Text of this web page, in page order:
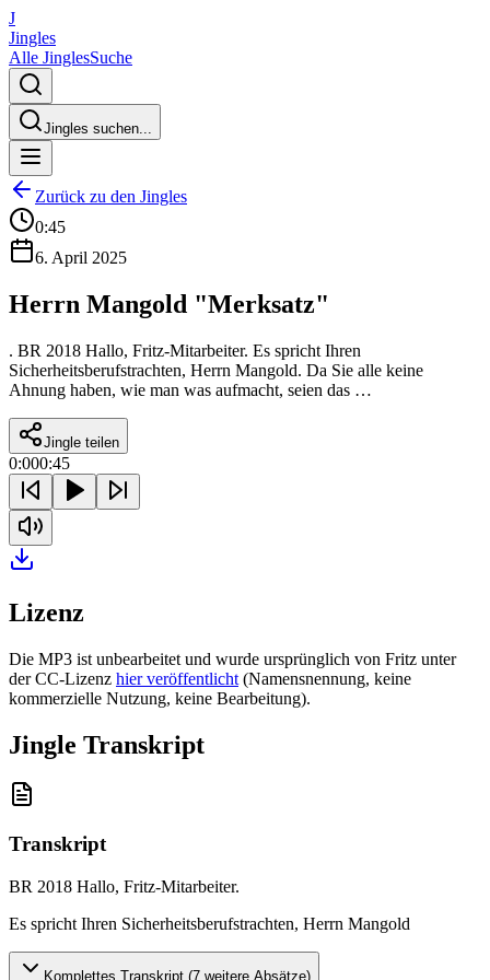
J
Jingles
Alle JinglesSuche
Jingles suchen...
Zurück zu den Jingles
0:45
6. April 2025
Herrn Mangold "Merksatz"
. BR 2018 Hallo, Fritz-Mitarbeiter. Es spricht Ihren
Sicherheitsberufstrachten, Herrn Mangold. Da Sie alle keine
Ahnung haben, wie man was aufmacht, seien das …
Jingle teilen
0:000:45
Lizenz
Die MP3 ist unbearbeitet und wurde ursprünglich von Fritz unter
der CC-Lizenz hier veröffentlicht (Namensnennung, keine
kommerzielle Nutzung, keine Bearbeitung).
Jingle Transkript
Transkript
BR 2018 Hallo, Fritz-Mitarbeiter.
Es spricht Ihren Sicherheitsberufstrachten, Herrn Mangold
Komplettes Transkript (7 weitere Absätze)